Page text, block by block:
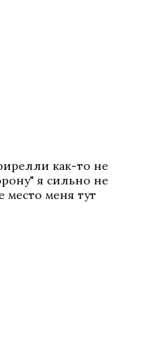
как-то не
я сильно не
место меня тут